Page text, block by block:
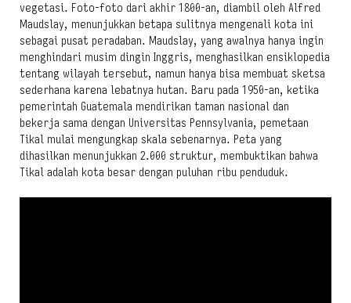
vegetasi. Foto-foto dari akhir 1800-an, diambil oleh Alfred
Maudslay, menunjukkan betapa sulitnya mengenali kota ini
sebagai pusat peradaban. Maudslay, yang awalnya hanya ingin
menghindari musim dingin Inggris, menghasilkan ensiklopedia
tentang wilayah tersebut, namun hanya bisa membuat sketsa
sederhana karena lebatnya hutan. Baru pada 1950-an, ketika
pemerintah Guatemala mendirikan taman nasional dan
bekerja sama dengan Universitas Pennsylvania, pemetaan
Tikal mulai mengungkap skala sebenarnya. Peta yang
dihasilkan menunjukkan 2.000 struktur, membuktikan bahwa
Tikal adalah kota besar dengan puluhan ribu penduduk.